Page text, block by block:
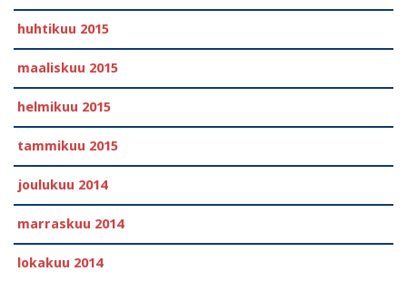
huhtikuu 2015
maaliskuu 2015
helmikuu 2015
tammikuu 2015
joulukuu 2014
marraskuu 2014
lokakuu 2014